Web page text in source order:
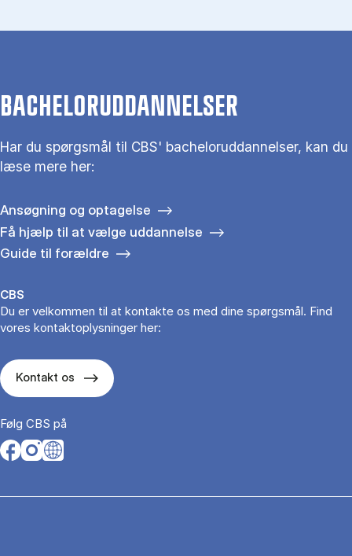
BACHELORUDDANNELSER
Har du spørgsmål til CBS' bacheloruddannelser, kan du
læse mere her:
Ansøgning og optagelse
Få hjælp til at vælge uddannelse
Guide til forældre
CBS
Du er velkommen til at kontakte os med dine spørgsmål. Find
vores kontaktoplysninger her:
Kontakt os
Følg CBS på
Opens in a new tab
Opens in a new tab
Opens in a new tab